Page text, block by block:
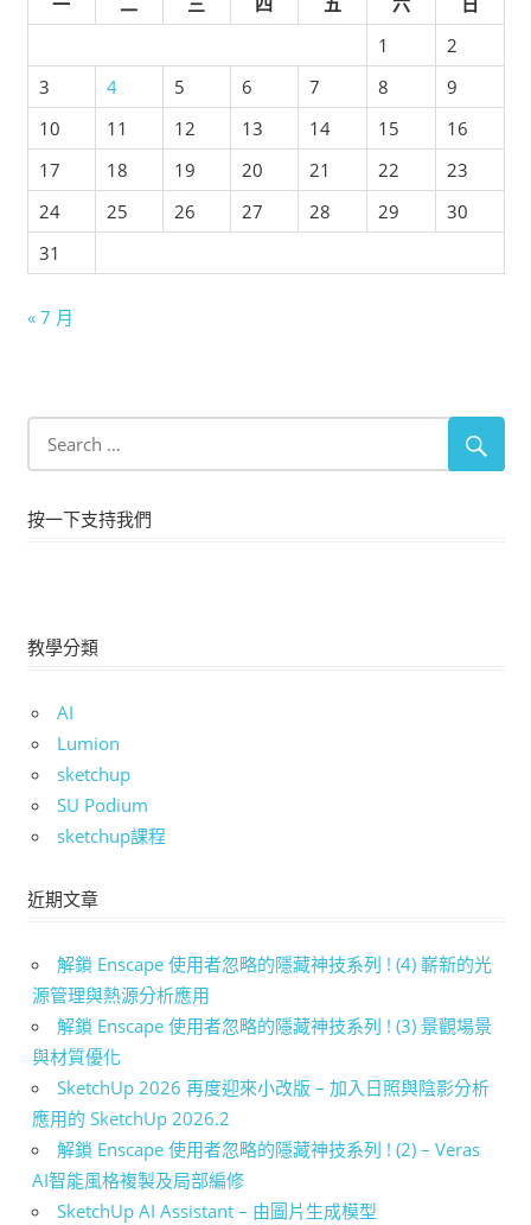
1
2
3
4 5 6 7 8
9
10
11 12 13 14 15
16
17
18 19 20 21 22
23
24
25 26 27 28 29
30
31
« 7 月
按一下支持我們
教學分類
AI
Lumion
sketchup
SU Podium
sketchup課程
近期文章
解鎖 Enscape 使用者忽略的隱藏神技系列 ! (4) 嶄新的光
源管理與熱源分析應用
解鎖 Enscape 使用者忽略的隱藏神技系列 ! (3) 景觀場景
與材質優化
SketchUp 2026 再度迎來小改版 – 加入日照與陰影分析
應用的 SketchUp 2026.2
解鎖 Enscape 使用者忽略的隱藏神技系列 ! (2) – Veras
AI智能風格複製及局部編修
SketchUp AI Assistant – 由圖片生成模型